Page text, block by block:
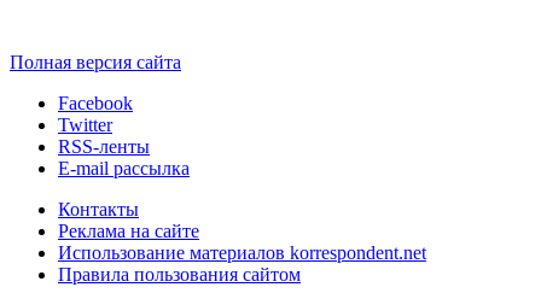
Полная версия сайта
Facebook
Twitter
RSS-ленты
E-mail рассылка
Контакты
Реклама на сайте
Использование материалов korrespondent.net
Правила пользования сайтом